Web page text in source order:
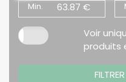
Min. 63.87 €
Voir
produits
FILTRER